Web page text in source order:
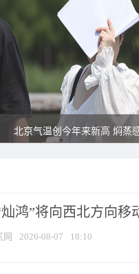
北京气温创今年来新高 焖蒸
灿鸿”将向西北方向移
网 2026-08-07 18:10